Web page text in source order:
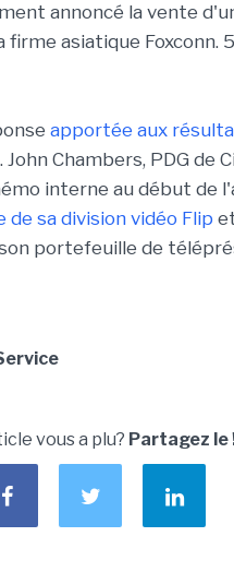
annoncé la vente
firme asiatique
apportée aux
Chambers, PDG de
interne au début de
de sa division vidéo Flip
portefeuille de
vous a plu? Partagez le